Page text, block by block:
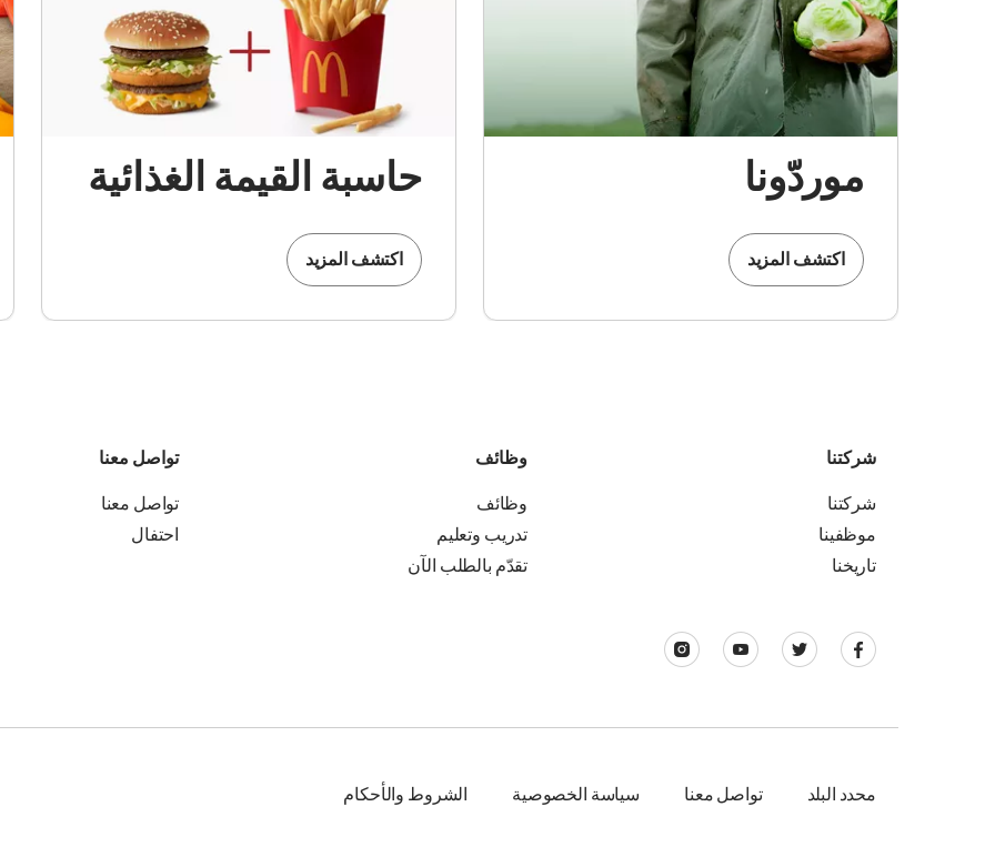
حاسبة القيمة الغذائية
اكتشف المزيد
موردّونا
اكتشف المزيد
شركتنا
شركتنا
موظفينا
تاريخنا
وظائف
وظائف
تدريب وتعليم
تقدّم بالطلب الآن
تواصل معنا
تواصل معنا
احتفال
محدد البلد تواصل معنا سياسة الخصوصية الشروط والأحكام